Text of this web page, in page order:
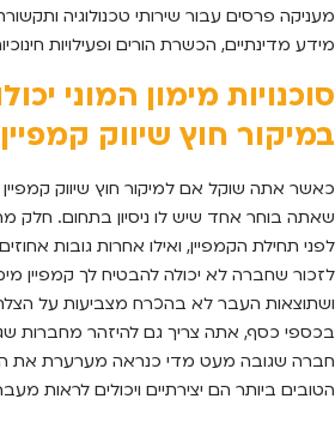
מעניקה פרסים עבור שירותי טכנולוגיה
מידע מדינתיים, הכשרת הורים ופעילויות
סוכנויות מימון המוני
במיקור חוץ שיווק קמפיין
כאשר אתה שוקל אם למיקור חוץ שיווק קמפיין
שאתה בוחר אחד שיש לו ניסיון בתחום. חלק
לפני תחילת הקמפיין, ואילו אחרות גובות
לזכור שחברה לא יכולה להבטיח לך קמפיין
ושתוצאות העבר לא בהכרח מצביעות על
בכספי כסף, אתה צריך גם להיזהר מחברות
חברה שגובה מעט מדי כנראה מערערת את
הטובים ביותר הם יצירתיים ויכולים לראות